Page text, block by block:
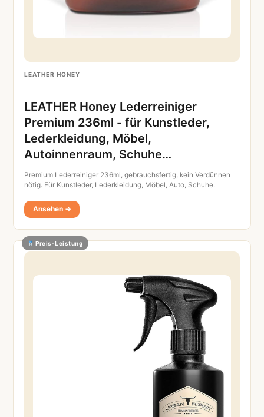
LEATHER HONEY
LEATHER Honey Lederreiniger
Premium 236ml - für Kunstleder,
Lederkleidung, Möbel,
Autoinnenraum, Schuhe…
Premium Lederreiniger 236ml, gebrauchsfertig, kein Verdünnen
nötig. Für Kunstleder, Lederkleidung, Möbel, Auto, Schuhe.
Ansehen →
Preis-Leistung